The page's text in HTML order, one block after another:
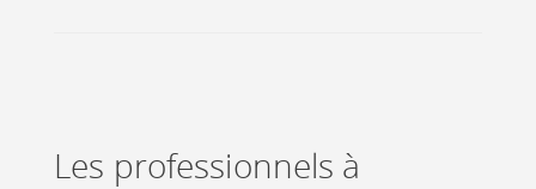
Les professionnels à